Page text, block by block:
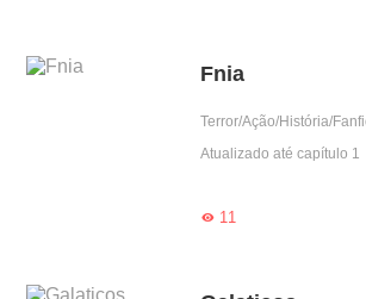
Fnia
Terror/Ação/História/
Atualizado até capítulo 1
11